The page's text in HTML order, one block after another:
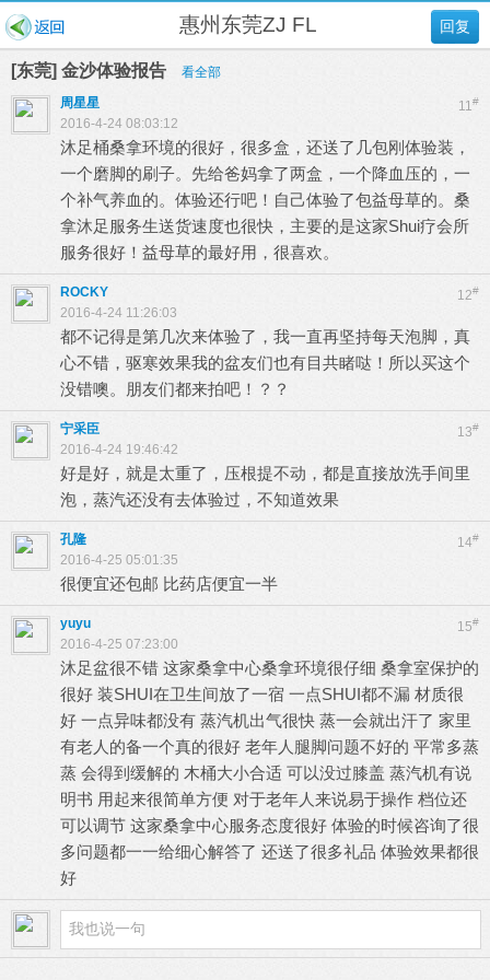
回复
惠州东莞ZJ FL
[东莞] 金沙体验报告 看全部
11#
周星星
2016-4-24 08:03:12
沐足桶桑拿环境的很好，很多盒，还送了几包刚体验装，
一个磨脚的刷子。先给爸妈拿了两盒，一个降血压的，一
个补气养血的。体验还行吧！自己体验了包益母草的。桑
拿沐足服务生送货速度也很快，主要的是这家Shui疗会所
服务很好！益母草的最好用，很喜欢。
12#
ROCKY
2016-4-24 11:26:03
都不记得是第几次来体验了，我一直再坚持每天泡脚，真
心不错，驱寒效果我的盆友们也有目共睹哒！所以买这个
没错噢。朋友们都来拍吧！？？
13#
宁采臣
2016-4-24 19:46:42
好是好，就是太重了，压根提不动，都是直接放洗手间里
泡，蒸汽还没有去体验过，不知道效果
14#
孔隆
2016-4-25 05:01:35
很便宜还包邮 比药店便宜一半
15#
yuyu
2016-4-25 07:23:00
沐足盆很不错 这家桑拿中心桑拿环境很仔细 桑拿室保护的
很好 装SHUI在卫生间放了一宿 一点SHUI都不漏 材质很
好 一点异味都没有 蒸汽机出气很快 蒸一会就出汗了 家里
有老人的备一个真的很好 老年人腿脚问题不好的 平常多蒸
蒸 会得到缓解的 木桶大小合适 可以没过膝盖 蒸汽机有说
明书 用起来很简单方便 对于老年人来说易于操作 档位还
可以调节 这家桑拿中心服务态度很好 体验的时候咨询了很
多问题都一一给细心解答了 还送了很多礼品 体验效果都很
好